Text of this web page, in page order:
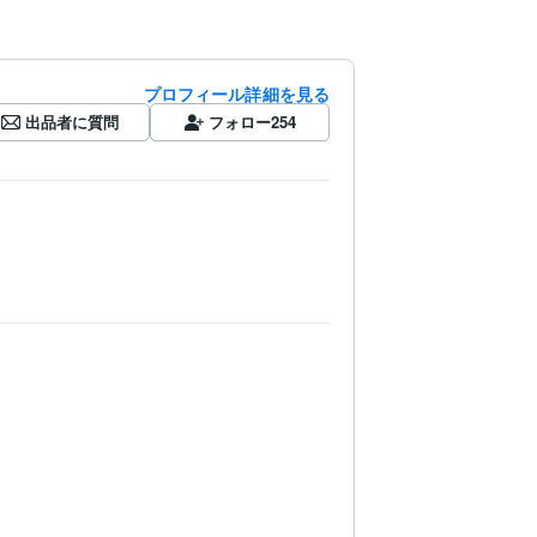
プロフィール詳細を見る
出品者に質問 フォロー254